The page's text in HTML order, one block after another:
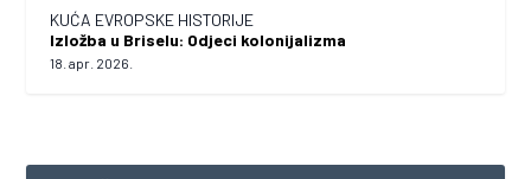
KUĆA EVROPSKE HISTORIJE
Izložba u Briselu: Odjeci kolonijalizma
18. apr. 2026.